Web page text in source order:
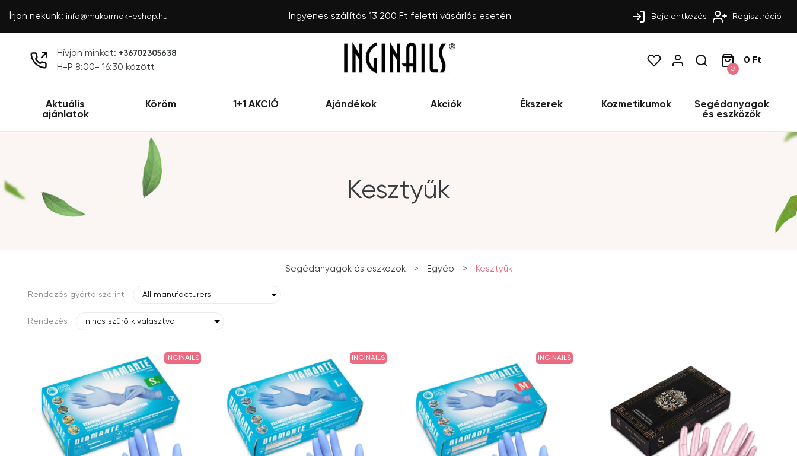
Írjon nekünk: info@mukormok-eshop.hu Ingyenes szállítás 13 200 Ft feletti vásárlás esetén Bejelentkezés Regisztráció
Hívjon minket: +36702305638
H-P 8:00- 16:30 között 0
0 Ft
Aktuális
ajánlatok
Köröm 1+1 AKCIÓ Ajándékok Akciók Ékszerek Kozmetikumok
Segédanyagok
és eszközök
Kesztyűk
Segédanyagok és eszközök > Egyéb > Kesztyűk
Rendezés gyártó szerint All manufacturers
Rendezés nincs szűrő kiválasztva
INGINAILS INGINAILS INGINAILS